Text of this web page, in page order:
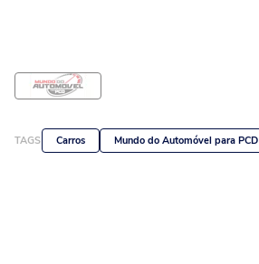
TAGS Carros Mundo do Automóvel para PCD